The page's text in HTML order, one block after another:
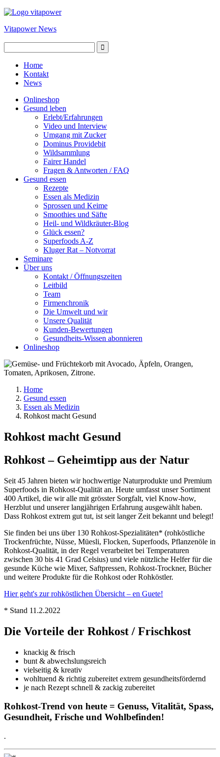
Vitapower News
Home
Kontakt
News
Onlineshop
Gesund leben
Erlebt/Erfahrungen
Video und Interview
Umgang mit Zucker
Dominus Providebit
Wildsammlung
Fairer Handel
Fragen & Antworten / FAQ
Gesund essen
Rezepte
Essen als Medizin
Sprossen und Keime
Smoothies und Säfte
Heil- und Wildkräuter-Blog
Glück essen?
Superfoods A-Z
Kluger Rat – Notvorrat
Seminare
Über uns
Kontakt / Öffnungszeiten
Leitbild
Team
Firmenchronik
Die Umwelt und wir
Unsere Qualität
Kunden-Bewertungen
Gesundheits-Wissen abonnieren
Onlineshop
Home
Gesund essen
Essen als Medizin
Rohkost macht Gesund
Rohkost macht Gesund
Rohkost – Geheimtipp aus der Natur
Seit 45 Jahren bieten wir hochwertige Naturprodukte und Premium
Superfoods in Rohkost-Qualität an. Heute umfasst unser Sortiment
400 Artikel, die wir alle mit grösster Sorgfalt, viel Know-how,
Herzblut und unserer langjährigen Erfahrung ausgewählt haben.
Dass Rohkost extrem gut tut, ist seit langer Zeit bekannt und belegt!
Sie finden bei uns über 130 Rohkost-Spezialitäten* (rohköstliche
Trockenfrüchte, Nüsse, Müesli, Flocken, Superfoods, Pflanzenöle in
Rohkost-Qualität, in der Regel verarbeitet bei Temperaturen
zwischen 30 bis 41 Grad Celsius) und viele nützliche Helfer für die
gesunde Küche wie Mixer, Saftpressen, Rohkost-Trockner, Bücher
und weitere Produkte für die Rohkost oder Rohköstler.
Hier geht's zur rohköstlichen Übersicht – en Guete!
* Stand 11.2.2022
Die Vorteile der Rohkost / Frischkost
knackig & frisch
bunt & abwechslungsreich
vielseitig & kreativ
wohltuend & richtig zubereitet extrem gesundheitsfördernd
je nach Rezept schnell & zackig zubereitet
Rohkost-Trend von heute = Genuss, Vitalität, Spass,
Gesundheit, Frische und Wohlbefinden!
.